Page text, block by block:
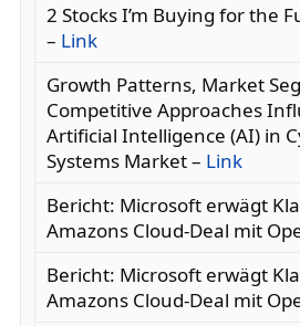
2 Stocks I’m Buying for the
– Link
Growth Patterns, Market
Competitive Approaches
Artificial Intelligence (AI) in
Systems Market – Link
Bericht: Microsoft erwägt
Amazons Cloud-Deal mit
Bericht: Microsoft erwägt
Amazons Cloud-Deal mit